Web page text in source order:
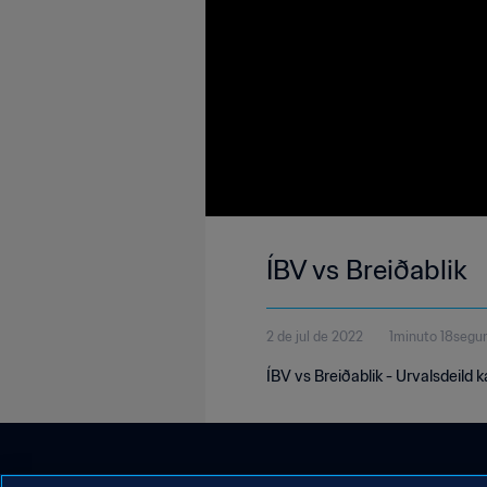
ÍBV vs Breiðablik
2 de jul de 2022 1minuto
ÍBV vs Breiðablik - Urvalsdeild